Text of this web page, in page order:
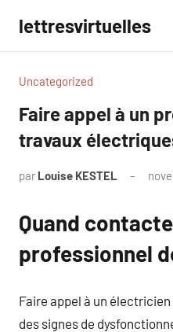
contenu
lettresvirtuelles
Uncategorized
Faire appel à un
travaux
par Louise KESTEL
Quand
professionnel
Faire appel à un
des signes de